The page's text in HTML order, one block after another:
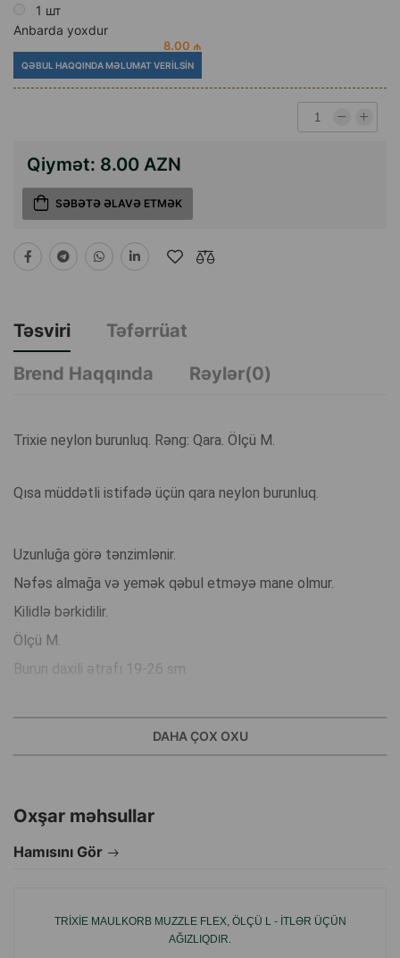
1 шт
Anbarda yoxdur
8.00 ₼
QƏBUL HAQQINDA MƏLUMAT VERILSIN
Qiymət: 8.00 AZN
SƏBƏTƏ ƏLAVƏ ETMƏK
Təsviri
Təfərrüat
Brend Haqqında
Rəylər(0)
Trixie neylon burunluq. Rəng: Qara. Ölçü M.
Qısa müddətli istifadə üçün qara neylon burunluq.
Uzunluğa görə tənzimlənir.
Nəfəs almağa və yemək qəbul etməyə mane olmur.
Kilidlə bərkidilir.
Ölçü M.
Burun daxili ətrafı 19-26 sm.
nəqliyyatda səyahət üçün istifadə edilə bilər.
asanlıqla tənzimlənməsi.
DAHA ÇOX OXU
Oxşar məhsullar
Hamısını Gör
TRIXIE MAULKORB MUZZLE FLEX, ÖLÇÜ L - ITLƏR ÜÇÜN
AĞIZLIQDIR.